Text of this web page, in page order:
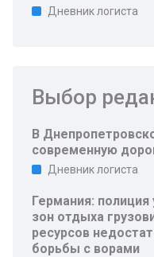
Дневник логиста
Выбор
В
современную
Дневник логиста
Германия: полиция
зон отдыха
ресурсов
борьбы с ворами